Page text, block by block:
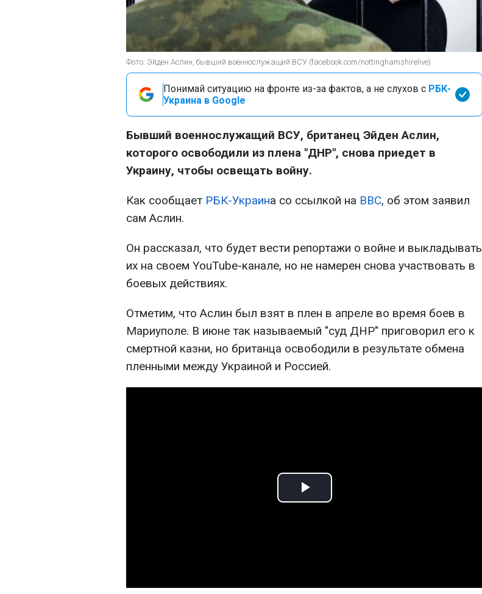
Фото: Эйден Аслин, бывший военнослужащий ВСУ (facebook.com/nottinghamshirelive)
Понимай ситуацию на фронте из-за фактов, а не слухов с РБК-
Украина в Google
Бывший военнослужащий ВСУ, британец Эйден Аслин,
которого освободили из плена "ДНР", снова приедет в
Украину, чтобы освещать войну.
Как сообщает РБК-Украина со ссылкой на BBC, об этом заявил
сам Аслин.
Он рассказал, что будет вести репортажи о войне и выкладывать
их на своем YouTube-канале, но не намерен снова участвовать в
боевых действиях.
Отметим, что Аслин был взят в плен в апреле во время боев в
Мариуполе. В июне так называемый "суд ДНР" приговорил его к
смертной казни, но британца освободили в результате обмена
пленными между Украиной и Россией.
Play